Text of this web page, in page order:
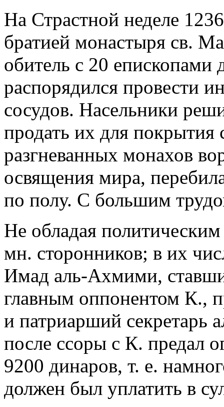
На Страстной неделе
братией монастыря св.
обитель с 20 епископами
распорядился провести
сосудов. Насельники
продать их для покрытия
разгневанных монахов
освящения мира,
по полу. С большим
Не обладая
мн. сторонников; в их
Имад аль-Ахмими,
главным оппонентом К.,
и патриарший секретарь
после ссоры с К. предал
9200 динаров, т. е.
должен был уплатить в